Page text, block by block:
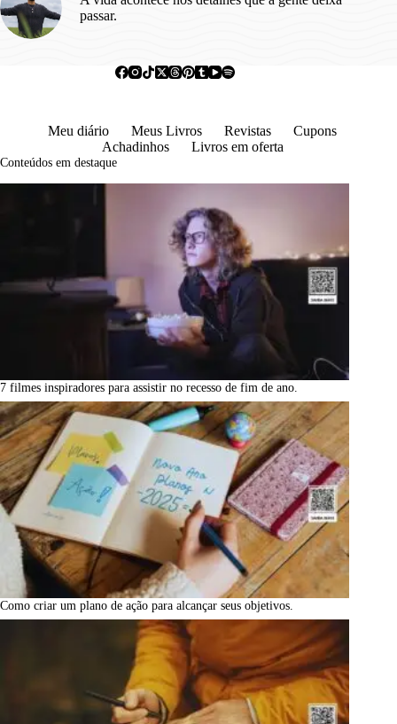
passar.
Meu diário Meus Livros Revistas
Cupons
Achadinhos
Livros em oferta
Conteúdos em destaque
7 filmes inspiradores para assistir no recesso de fim de ano.
Como criar um plano de ação para alcançar seus objetivos.